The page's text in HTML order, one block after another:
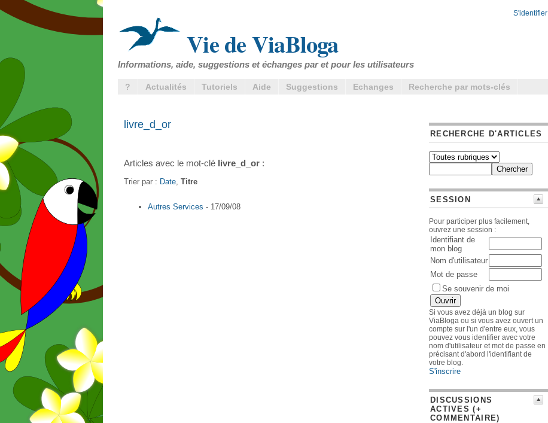
S'identifier
Vie de ViaBloga
Informations, aide, suggestions et échanges par et pour les utilisateurs
? Actualités Tutoriels Aide Suggestions Echanges Recherche par mots-clés
livre_d_or
Articles avec le mot-clé livre_d_or :
Trier par : Date Titre
Autres Services - 17/09/08
RECHERCHE D'ARTICLES
SESSION
Pour participer plus facilement,
ouvrez une session :
Identifiant de
mon blog
Nom d'utilisateur
Mot de passe
Se souvenir de moi
Si vous avez déjà un blog sur
ViaBloga ou si vous avez ouvert un
compte sur l'un d'entre eux, vous
pouvez vous identifier avec votre
nom d'utilisateur et mot de passe en
précisant d'abord l'identifiant de
votre blog.
S'inscrire
DISCUSSIONS
ACTIVES (+
COMMENTAIRE)